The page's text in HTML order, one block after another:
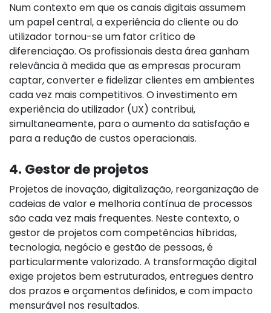
Num contexto em que os canais digitais assumem
um papel central, a experiência do cliente ou do
utilizador tornou-se um fator crítico de
diferenciação. Os profissionais desta área ganham
relevância à medida que as empresas procuram
captar, converter e fidelizar clientes em ambientes
cada vez mais competitivos. O investimento em
experiência do utilizador (UX) contribui,
simultaneamente, para o aumento da satisfação e
para a redução de custos operacionais.
4. Gestor de projetos
Projetos de inovação, digitalização, reorganização de
cadeias de valor e melhoria contínua de processos
são cada vez mais frequentes. Neste contexto, o
gestor de projetos com competências híbridas,
tecnologia, negócio e gestão de pessoas, é
particularmente valorizado. A transformação digital
exige projetos bem estruturados, entregues dentro
dos prazos e orçamentos definidos, e com impacto
mensurável nos resultados.